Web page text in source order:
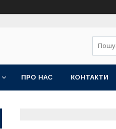
ПРО НАС КОНТАКТИ